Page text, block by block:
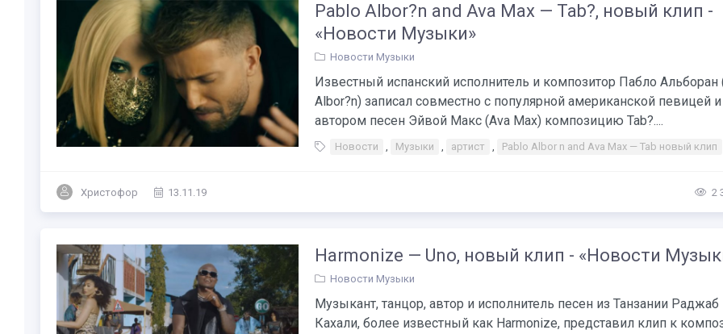
Pablo Albor?n and Ava Max — Tab?, новый клип -
«Новости Музыки»
Новости Музыки
Известный испанский исполнитель и композитор Пабло Альборан
Albor?n) записал совместно с популярной американской певицей и
автором песен Эйвой Макс (Ava Max) композицию Tab?....
Новости , Музыки , артист , Pablo Albor n and Ava Max — Tab новый клип
Христофор 13.11.19 2
Harmonize — Uno, новый клип - «Новости
Новости Музыки
Музыкант, танцор, автор и исполнитель песен из Танзании Раджаб
Кахали, более известный как Harmonize, представил клип к